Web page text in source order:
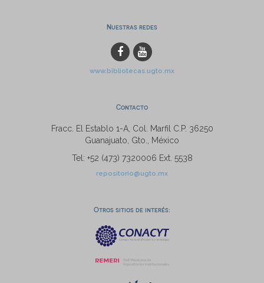
Nuestras redes
www.bibliotecas.ugto.mx
Contacto
Fracc. El Establo 1-A, Col. Marfil C.P. 36250
Guanajuato, Gto., México
Tel: +52 (473) 7320006 Ext. 5538
repositorio@ugto.mx
Otros sitios de interés: